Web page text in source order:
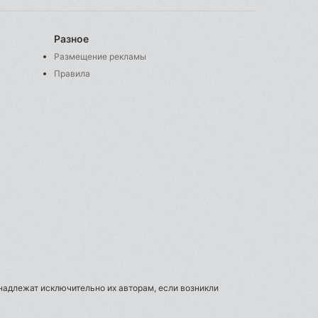
Разное
Размещение рекламы
Правила
исключительно их авторам, если возникли